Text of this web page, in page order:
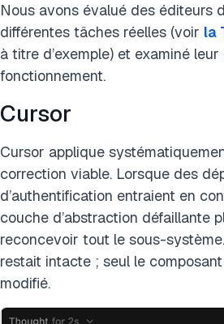
Nous avons évalué des éditeurs
différentes tâches réelles (voir la
à titre d’exemple) et examiné
fonctionnement.
Cursor
Cursor applique
correction viable. Lorsque des
d’authentification entraient en
couche d’abstraction défaillante
reconcevoir tout le sous-
restait intacte ; seul le
modifié.